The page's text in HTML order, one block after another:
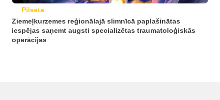
Pilsēta
Ziemeļkurzemes reģionālajā slimnīcā paplašinātas
iespējas saņemt augsti specializētas traumatoloģiskās
operācijas